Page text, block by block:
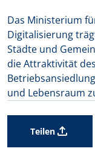
Das Ministerium
Digitalisierung
Städte und
die Attraktivität
und Lebensraum
Teilen